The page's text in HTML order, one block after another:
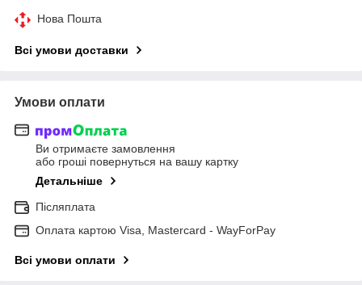
Нова Пошта
Всі умови доставки
Умови оплати
Ви отримаєте замовлення
або гроші повернуться на вашу картку
Детальніше
Післяплата
Оплата картою Visa, Mastercard - WayForPay
Всі умови оплати